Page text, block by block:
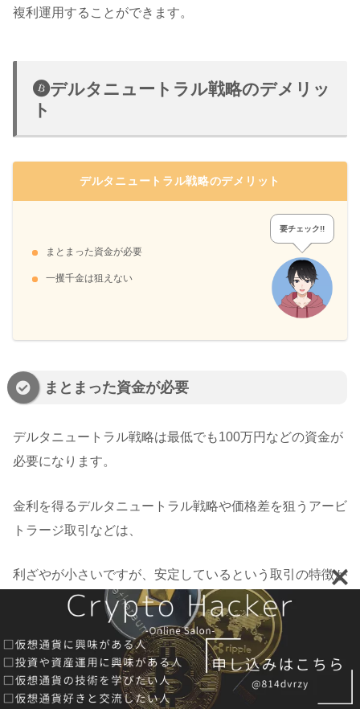
複利運用することができます。
デルタニュートラル戦略のデメリッ
ト
デルタニュートラル戦略のデメリット
まとまった資金が必要
一攫千金は狙えない
要チェック!!
まとまった資金が必要
デルタニュートラル戦略は最低でも100万円などの資金が
必要になります。
金利を得るデルタニュートラル戦略や価格差を狙うアービ
トラージ取引などは、
利ざやが小さいですが、安定しているという取引の特徴が
少なからず資金が必要となります。
100万円も資金だ無いという人は、まずデルタニュートラ